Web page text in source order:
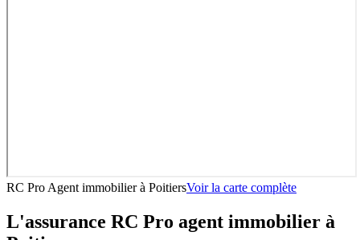
RC Pro Agent immobilierà PoitiersVoir la carte complète
L'assurance RC Pro agent immobilier à